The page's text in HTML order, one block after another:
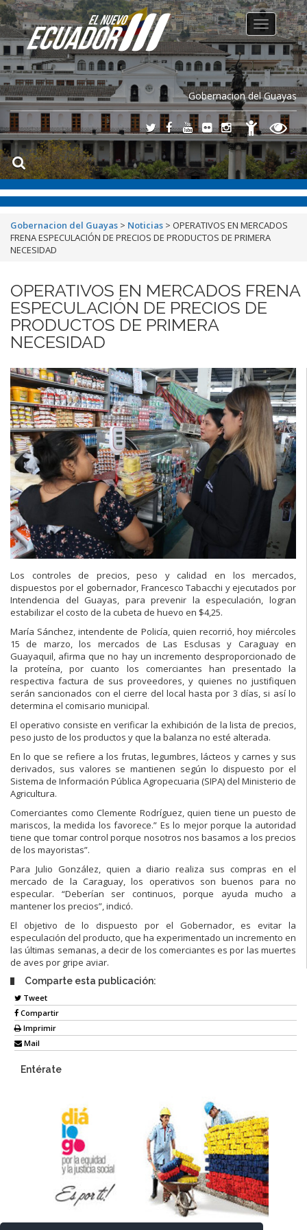
Gobernacion del Guayas
Toggle
navigation
Gobernacion del Guayas > Noticias > OPERATIVOS EN MERCADOS
FRENA ESPECULACIÓN DE PRECIOS DE PRODUCTOS DE PRIMERA
NECESIDAD
OPERATIVOS EN MERCADOS FRENA
ESPECULACIÓN DE PRECIOS DE
PRODUCTOS DE PRIMERA
NECESIDAD
Los controles de precios, peso y calidad en los mercados,
dispuestos por el gobernador, Francesco Tabacchi y ejecutados por
Intendencia del Guayas, para prevenir la especulación, logran
estabilizar el costo de la cubeta de huevo en $4,25.
María Sánchez, intendente de Policía, quien recorrió, hoy miércoles
15 de marzo,los mercados de Las Esclusas y Caraguay en
Guayaquil, afirma que no hay un incremento desproporcionado de
la proteína, por cuanto los comerciantes han presentado la
respectiva factura de sus proveedores, y quienes no justifiquen
serán sancionados con el cierre del local hasta por 3 días, si así lo
determina el comisario municipal.
El operativo consiste en verificar la exhibición de la lista de precios,
peso justo de los productos y que la balanza no esté alterada.
En lo que se refiere a los frutas, legumbres, lácteos y carnes y sus
derivados, sus valores se mantienen según lo dispuesto por el
Sistema de Información Pública Agropecuaria (SIPA) del Ministerio de
Agricultura.
Comerciantes como Clemente Rodríguez, quien tiene un puesto de
mariscos, la medida los favorece.” Es lo mejor porque la autoridad
tiene que tomar controlporque nosotros nos basamos a los precios
de los mayoristas”.
Para Julio González, quien a diario realiza sus compras en el
mercado de la Caraguay, los operativos son buenos para no
especular. “Deberían sercontinuos, porque ayuda mucho a
mantener los precios”, indicó.
El objetivo
de lo dispuesto por el Gobernador, es evitar la
especulación del producto, que ha experimentado un incremento en
las últimas semanas, a decir de los comerciantes es por las muertes
de aves por gripe aviar.
Comparte esta publicación:
Tweet
Compartir
Imprimir
Mail
Entérate